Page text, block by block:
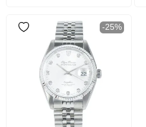
-25%